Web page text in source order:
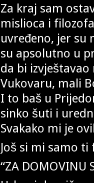
Za kraj sam
mislioca i
uvređeno, jer su
su apsolutno u
da bi
Vukovaru, mali
I to baš u
sinko šuti i
Svakako mi je
Još si mi samo
“ZA DOMOVINU